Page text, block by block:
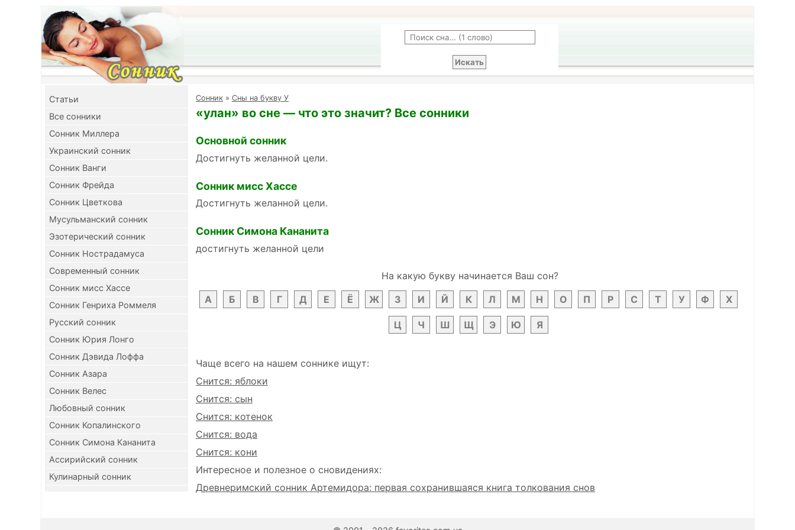
Cтатьи
Все сонники
Сонник Миллера
Украинский сонник
Сонник Ванги
Сонник Фрейда
Сонник Цветкова
Мусульманский сонник
Эзотерический сонник
Сонник Нострадамуса
Современный сонник
Сонник мисс Хассе
Сонник Генриха Роммеля
Русский сонник
Сонник Юрия Лонго
Сонник Дэвида Лоффа
Сонник Азара
Сонник Велес
Любовный сонник
Сонник Копалинского
Сонник Симона Кананита
Ассирийский сонник
Кулинарный сонник
Cонник » Сны на букву У
«улан» во сне — что это значит? Все сонники
Основной сонник
Достигнуть желанной цели.
Сонник мисс Хассе
Достигнуть желанной цели.
Сонник Симона Кананита
достигнуть желанной цели
На какую букву начинается Ваш сон?
А
Б В Г Д Е Ё Ж З И Й К Л М Н О П Р С Т У Ф Х
Ц Ч Ш Щ Э Ю Я
Чаще всего на нашем соннике ищут:
Снится: яблоки
Снится: сын
Снится: котенок
Снится: вода
Снится: кони
Интересное и полезное о сновидениях:
Древнеримский сонник Артемидора: первая сохранившаяся книга толкования снов